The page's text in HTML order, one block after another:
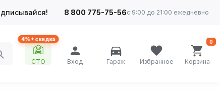
8 800 775-75-56с 9:00 до 21:00 ежедневно
4%+ скидка
СТО Вход Гараж Избранное Корзина
0